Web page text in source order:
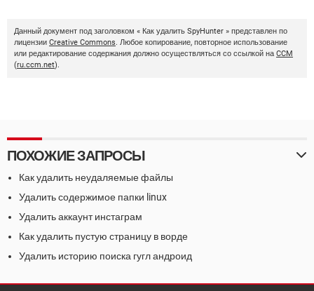
Данный документ под заголовком « Как удалить SpyHunter » представлен по
лицензии Creative Commons. Любое копирование, повторное использование
или редактирование содержания должно осуществляться со ссылкой на CCM
(ru.ccm.net).
ПОХОЖИЕ ЗАПРОСЫ
Как удалить неудаляемые файлы
Удалить содержимое папки linux
Удалить аккаунт инстаграм
Как удалить пустую страницу в ворде
Удалить историю поиска гугл андроид